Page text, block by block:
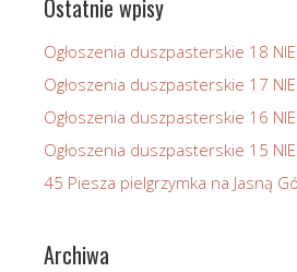
Ostatnie wpisy
Ogłoszenia duszpasterskie 18
Ogłoszenia duszpasterskie 17
Ogłoszenia duszpasterskie 16
Ogłoszenia duszpasterskie 15
45 Piesza pielgrzymka na Jasną
Archiwa